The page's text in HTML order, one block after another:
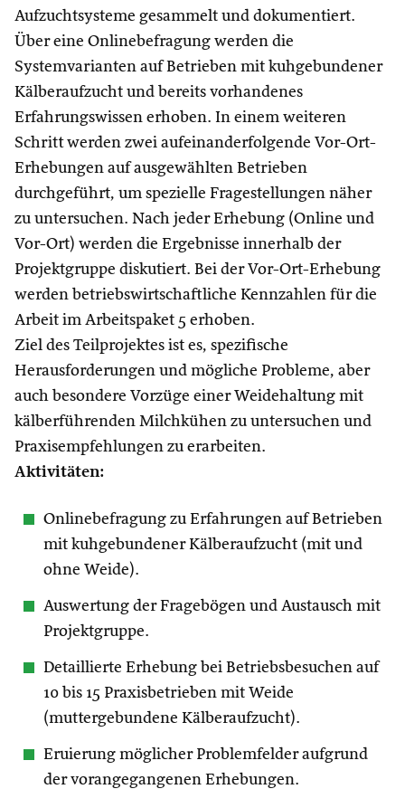
Aufzuchtsysteme gesammelt und dokumentiert.
Über eine Onlinebefragung werden die
Systemvarianten auf Betrieben mit kuhgebundener
Kälberaufzucht und bereits vorhandenes
Erfahrungswissen erhoben. In einem weiteren
Schritt werden zwei aufeinanderfolgende Vor-Ort-
Erhebungen auf ausgewählten Betrieben
durchgeführt, um spezielle Fragestellungen näher
zu untersuchen. Nach jeder Erhebung (Online und
Vor-Ort) werden die Ergebnisse innerhalb der
Projektgruppe diskutiert. Bei der Vor-Ort-Erhebung
werden betriebswirtschaftliche Kennzahlen für die
Arbeit im Arbeitspaket 5 erhoben.
Ziel des Teilprojektes ist es, spezifische
Herausforderungen und mögliche Probleme, aber
auch besondere Vorzüge einer Weidehaltung mit
kälberführenden Milchkühen zu untersuchen und
Praxisempfehlungen zu erarbeiten.
Aktivitäten:
Onlinebefragung zu Erfahrungen auf Betrieben
mit kuhgebundener Kälberaufzucht (mit und
ohne Weide).
Auswertung der Fragebögen und Austausch mit
Projektgruppe.
Detaillierte Erhebung bei Betriebsbesuchen auf
10 bis 15 Praxisbetrieben mit Weide
(muttergebundene Kälberaufzucht).
Eruierung möglicher Problemfelder aufgrund
der vorangegangenen Erhebungen.